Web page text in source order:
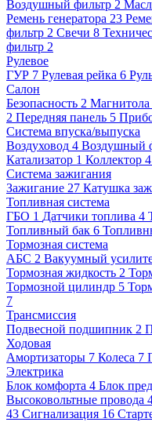
Воздушный фильтр 2
Ремень генератора 23
фильтр 2 Свечи 8
фильтр 2
Рулевое
ГУР 7 Рулевая рейка 6
Салон
Безопасность 2 Магнитола
2 Передняя панель 5
Система впуска/выпуска
Воздуховод 4 Воздушный
Катализатор 1 Коллектор 4
Система зажигания
Зажигание 27 Катушка
Топливная система
ГБО 1 Датчики топлива 4
Топливный бак 6
Тормозная система
АБС 2 Вакуумный
Тормозная жидкость 2
Тормозной цилиндр 5
7
Трансмиссия
Подвесной подшипник 2
Ходовая
Амортизаторы 7 Колеса 7
Электрика
Блок комфорта 4 Блок
Высоковольтные провода
43 Сигнализация 16